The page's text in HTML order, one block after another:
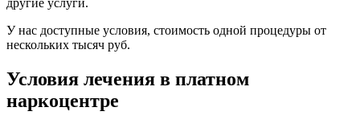
другие услуги.
У нас доступные условия, стоимость одной процедуры от
нескольких тысяч руб.
Условия лечения в платном
наркоцентре